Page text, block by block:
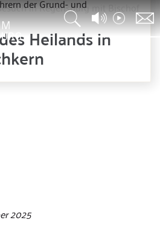
der Grund- und
Heilands in
2025